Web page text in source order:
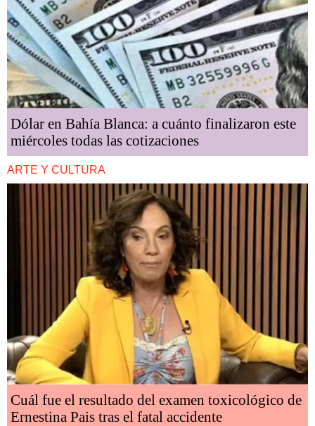
Dólar en Bahía Blanca: a cuánto finalizaron este
miércoles todas las cotizaciones
ARTE Y CULTURA
Cuál fue el resultado del examen toxicológico de
Ernestina Pais tras el fatal accidente